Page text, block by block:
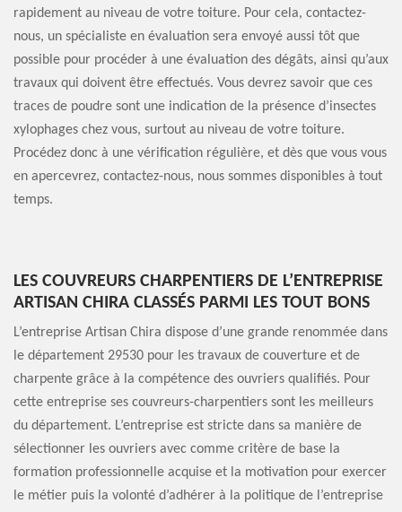
rapidement au niveau de votre toiture. Pour cela, contactez-
nous, un spécialiste en évaluation sera envoyé aussi tôt que
possible pour procéder à une évaluation des dégâts, ainsi qu’aux
travaux qui doivent être effectués. Vous devrez savoir que ces
traces de poudre sont une indication de la présence d’insectes
xylophages chez vous, surtout au niveau de votre toiture.
Procédez donc à une vérification régulière, et dès que vous vous
en apercevrez, contactez-nous, nous sommes disponibles à tout
temps.
LES COUVREURS CHARPENTIERS DE L’ENTREPRISE
ARTISAN CHIRA CLASSÉS PARMI LES TOUT BONS
L’entreprise Artisan Chira dispose d’une grande renommée dans
le département 29530 pour les travaux de couverture et de
charpente grâce à la compétence des ouvriers qualifiés. Pour
cette entreprise ses couvreurs-charpentiers sont les meilleurs
du département. L’entreprise est stricte dans sa manière de
sélectionner les ouvriers avec comme critère de base la
formation professionnelle acquise et la motivation pour exercer
le métier puis la volonté d’adhérer à la politique de l’entreprise